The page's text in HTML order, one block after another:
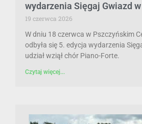
wydarzenia Sięgaj Gwiazd
19 czerwca 2026
W dniu 18 czerwca w Pszczyńskim
odbyła się 5. edycja wydarzenia
udział wziął chór Piano-Forte.
Czytaj więcej...